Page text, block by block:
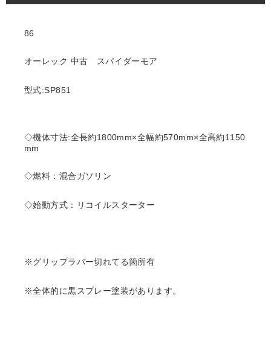
86
オーレック 中古 スパイダーモア
型式:SP851
◇機体寸法:全長約1800mm×全幅約570mm×全高約1150
mm
◇燃料：混合ガソリン
◇始動方式：リコイルスターター
※グリップラバー切れてる箇所有
※全体的に黒スプレー塗装があります。